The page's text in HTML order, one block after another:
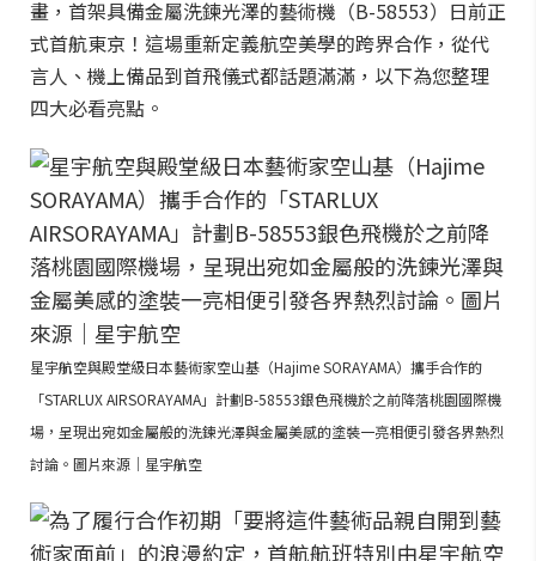
畫，首架具備金屬洗鍊光澤的藝術機（B-58553）日前正
式首航東京！這場重新定義航空美學的跨界合作，從代
言人、機上備品到首飛儀式都話題滿滿，以下為您整理
四大必看亮點。
星宇航空與殿堂級日本藝術家空山基（Hajime SORAYAMA）攜手合作的
「STARLUX AIRSORAYAMA」計劃B-58553銀色飛機於之前降落桃園國際機
場，呈現出宛如金屬般的洗鍊光澤與金屬美感的塗裝一亮相便引發各界熱烈
討論。圖片來源｜星宇航空